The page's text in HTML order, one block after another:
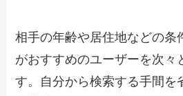
相手の年齢や居住地などの条
がおすすめのユーザーを次々
す。自分から検索する手間を